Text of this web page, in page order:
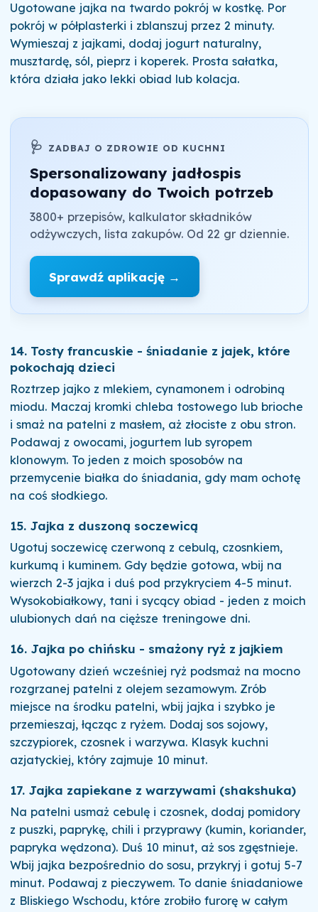
Ugotowane jajka na twardo pokrój w kostkę. Por
pokrój w półplasterki i zblanszuj przez 2 minuty.
Wymieszaj z jajkami, dodaj jogurt naturalny,
musztardę, sól, pieprz i koperek. Prosta sałatka,
która działa jako lekki obiad lub kolacja.
🩺 ZADBAJ O ZDROWIE OD KUCHNI
Spersonalizowany jadłospis
dopasowany do Twoich potrzeb
3800+ przepisów, kalkulator składników
odżywczych, lista zakupów. Od 22 gr dziennie.
Sprawdź aplikację →
14. Tosty francuskie - śniadanie z jajek, które
pokochają dzieci
Roztrzep jajko z mlekiem, cynamonem i odrobiną
miodu. Maczaj kromki chleba tostowego lub brioche
i smaż na patelni z masłem, aż złociste z obu stron.
Podawaj z owocami, jogurtem lub syropem
klonowym. To jeden z moich sposobów na
przemycenie białka do śniadania, gdy mam ochotę
na coś słodkiego.
15. Jajka z duszoną soczewicą
Ugotuj soczewicę czerwoną z cebulą, czosnkiem,
kurkumą i kuminem. Gdy będzie gotowa, wbij na
wierzch 2-3 jajka i duś pod przykryciem 4-5 minut.
Wysokobiałkowy, tani i sycący obiad - jeden z moich
ulubionych dań na cięższe treningowe dni.
16. Jajka po chińsku - smażony ryż z jajkiem
Ugotowany dzień wcześniej ryż podsmaż na mocno
rozgrzanej patelni z olejem sezamowym. Zrób
miejsce na środku patelni, wbij jajka i szybko je
przemieszaj, łącząc z ryżem. Dodaj sos sojowy,
szczypiorek, czosnek i warzywa. Klasyk kuchni
azjatyckiej, który zajmuje 10 minut.
17. Jajka zapiekane z warzywami (shakshuka)
Na patelni usmaż cebulę i czosnek, dodaj pomidory
z puszki, paprykę, chili i przyprawy (kumin, koriander,
papryka wędzona). Duś 10 minut, aż sos zgęstnieje.
Wbij jajka bezpośrednio do sosu, przykryj i gotuj 5-7
minut. Podawaj z pieczywem. To danie śniadaniowe
z Bliskiego Wschodu, które zrobiło furorę w całym